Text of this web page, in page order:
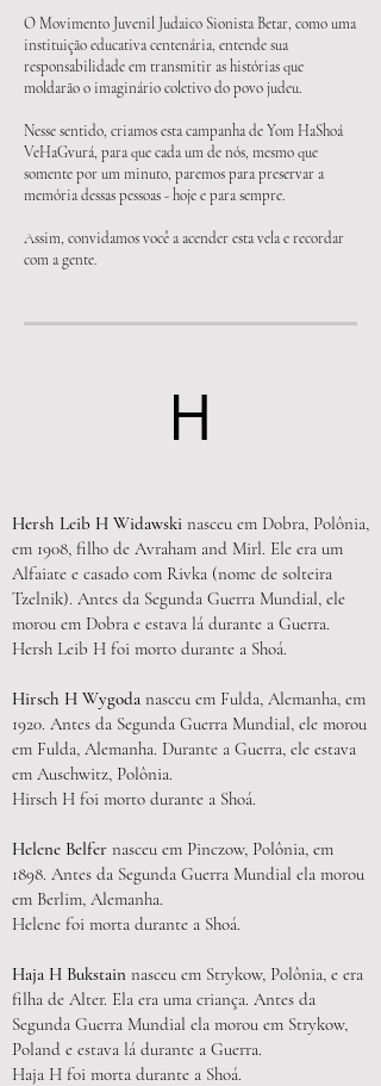
O Movimento Juvenil Judaico Sionista Betar, como uma
instituição educativa centenária, entende sua
responsabilidade em transmitir as histórias que
moldarão o imaginário coletivo do povo judeu.
Nesse sentido, criamos esta campanha de Yom HaShoá
VeHaGvurá, para que cada um de nós, mesmo que
somente por um minuto, paremos para preservar a
memória dessas pessoas - hoje e para sempre.
Assim, convidamos você a acender esta vela e recordar
com a gente.
H
Hersh Leib H Widawski nasceu em Dobra, Polônia,
em 1908, filho de Avraham and Mirl. Ele era um
Alfaiate e casado com Rivka (nome de solteira
Tzelnik). Antes da Segunda Guerra Mundial, ele
morou em Dobra e estava lá durante a Guerra.
Hersh Leib H foi morto durante a Shoá.
Hirsch H Wygoda nasceu em Fulda, Alemanha, em
1920. Antes da Segunda Guerra Mundial, ele morou
em Fulda, Alemanha. Durante a Guerra, ele estava
em Auschwitz, Polônia.
Hirsch H foi morto durante a Shoá.
Helene Belfer nasceu em Pinczow, Polônia, em
1898. Antes da Segunda Guerra Mundial ela morou
em Berlim, Alemanha.
Helene foi morta durante a Shoá.
Haja H Bukstain nasceu em Strykow, Polônia, e era
filha de Alter. Ela era uma criança. Antes da
Segunda Guerra Mundial ela morou em Strykow,
Poland e estava lá durante a Guerra.
Haja H foi morta durante a Shoá.